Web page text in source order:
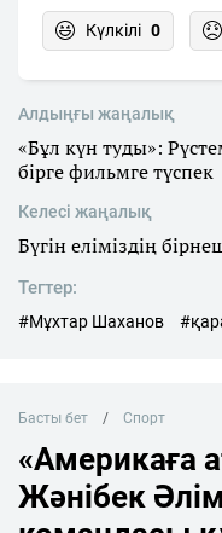
Күлкілі 0
Алдыңғы жаңалық
«Бұл күн туды»:
бірге фильмге түспек
Келесі жаңалық
Бүгін еліміздің
Тегтер:
#Мұхтар Шаханов
Басты бет Спорт
«Америкаға
Жәнібек